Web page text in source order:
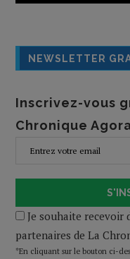
NEWSLETTER
Inscrivez-vous
Chronique
Je souhaite recevoir
partenaires de La
*En cliquant sur le bouton ci-